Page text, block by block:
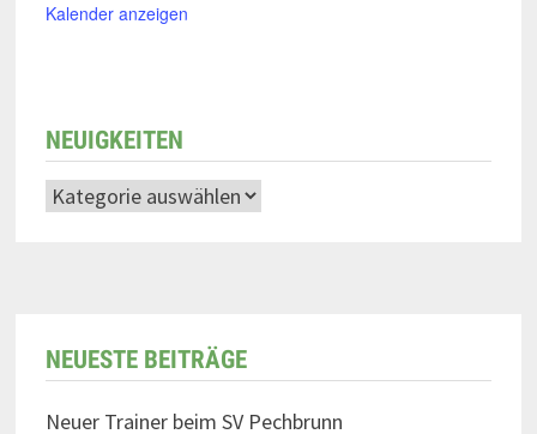
Kalender anzeigen
NEUIGKEITEN
NEUESTE BEITRÄGE
Neuer Trainer beim SV Pechbrunn